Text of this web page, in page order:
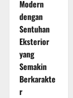
Modern
dengan
Sentuhan
Eksterior
yang
Semakin
Berkarakte
r